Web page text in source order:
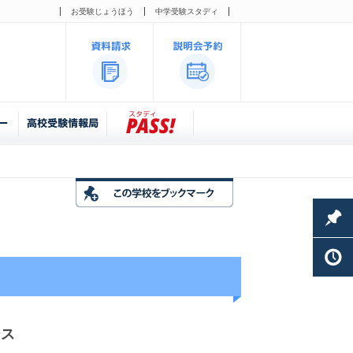
お受験じょうほう 中学受験スタディ